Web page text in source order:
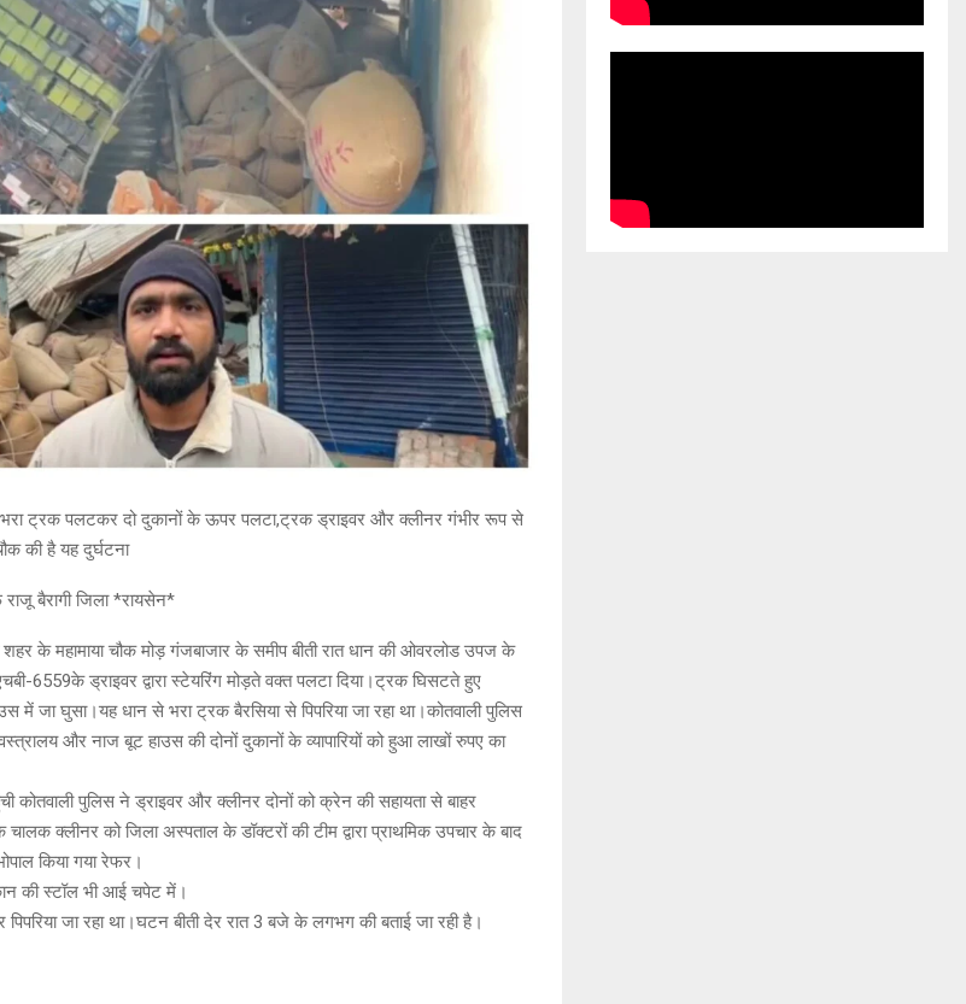
ट्रक पलटकर दो दुकानों के ऊपर पलटा,ट्रक ड्राइवर और क्लीनर गंभीर रूप से
की है यह दुर्घटना
बैरागी जिला *रायसेन*
के महामाया चौक मोड़ गंजबाजार के समीप बीती रात धान की ओवरलोड उपज के
6559के ड्राइवर द्वारा स्टेयरिंग मोड़ते वक्त पलटा दिया।ट्रक घिसटते हुए
में जा घुसा।यह धान से भरा ट्रक बैरसिया से पिपरिया जा रहा था।कोतवाली पुलिस
और नाज बूट हाउस की दोनों दुकानों के व्यापारियों को हुआ लाखों रुपए का
कोतवाली पुलिस ने ड्राइवर और क्लीनर दोनों को क्रेन की सहायता से बाहर
क्लीनर को जिला अस्पताल के डॉक्टरों की टीम द्वारा प्राथमिक उपचार के बाद
किया गया रेफर।
की स्टॉल भी आई चपेट में।
जा रहा था।घटन बीती देर रात 3 बजे के लगभग की बताई जा रही है।